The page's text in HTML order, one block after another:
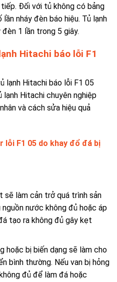
Đối với tủ không có bảng
nháy đèn báo hiệu. Tủ lạnh
đèn 1 lần trong 5 giây.
Hitachi báo lỗi F1
lạnh Hitachi báo lỗi F1 05
Hitachi chuyên nghiệp
và cách sửa hiệu quả
lỗi F1 05 do khay đổ đá bị
sẽ làm cản trở quá trình sản
nước không đủ hoặc áp
tạo ra không đủ gây kẹt
hoặc bị biến dạng sẽ làm cho
bình thường. Nếu van bị hỏng
đủ để làm đá hoặc